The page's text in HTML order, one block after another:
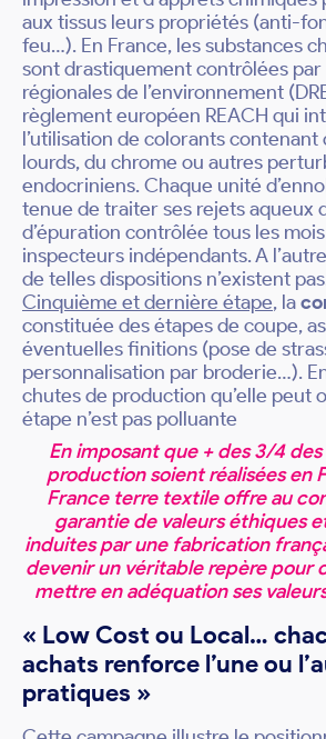
aux tissus leurs propriétés (anti-
feu…). En France, les substances
sont drastiquement contrôlées
régionales de l’environnement
règlement européen REACH qui
l’utilisation de colorants contenant
lourds, du chrome ou autres
endocriniens. Chaque unité
tenue de traiter ses rejets aqueux
d’épuration contrôlée tous les
inspecteurs indépendants. A
de telles dispositions n’existent
Cinquième et dernière étape, la
constituée des étapes de coupe,
éventuelles finitions (pose de
personnalisation par broderie…).
chutes de production qu’elle peut
étape n’est pas polluante
En imposant que + des 3/4
production soient réalisées en
France terre textile offre au
garantie de valeurs éthiques
induites par une fabrication
devenir un véritable repère pour
mettre en adéquation ses
« Low Cost ou Local…
achats renforce l’une ou
pratiques »